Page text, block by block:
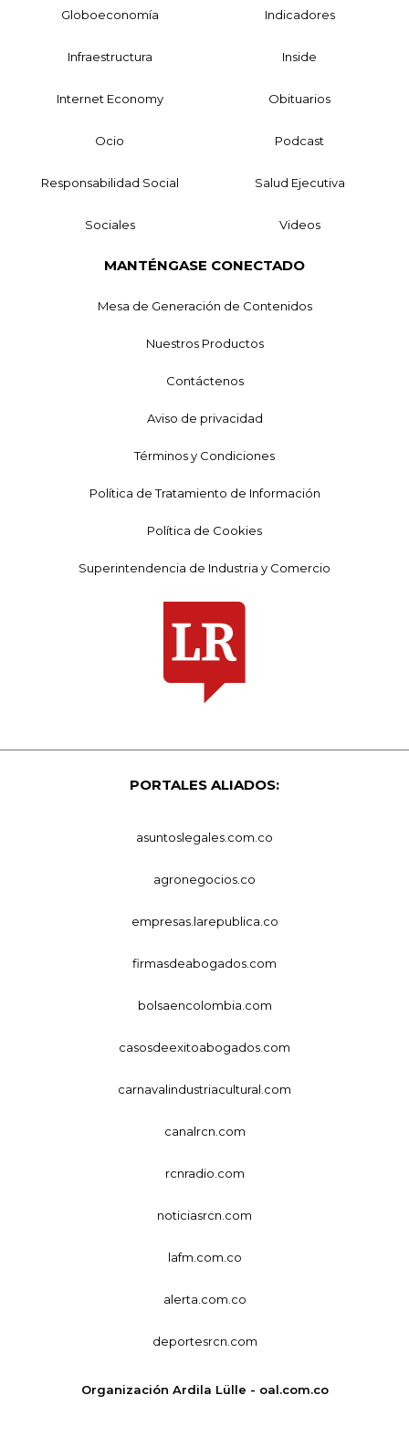
Globoeconomía Indicadores
Infraestructura Inside
Internet Economy Obituarios
Ocio Podcast
Responsabilidad Social Salud Ejecutiva
Sociales Videos
MANTÉNGASE CONECTADO
Mesa de Generación de Contenidos
Nuestros Productos
Contáctenos
Aviso de privacidad
Términos y Condiciones
Política de Tratamiento de Información
Política de Cookies
Superintendencia de Industria y Comercio
PORTALES ALIADOS:
asuntoslegales.com.co
agronegocios.co
empresas.larepublica.co
firmasdeabogados.com
bolsaencolombia.com
casosdeexitoabogados.com
carnavalindustriacultural.com
canalrcn.com
rcnradio.com
noticiasrcn.com
lafm.com.co
alerta.com.co
deportesrcn.com
Organización Ardila Lülle - oal.com.co